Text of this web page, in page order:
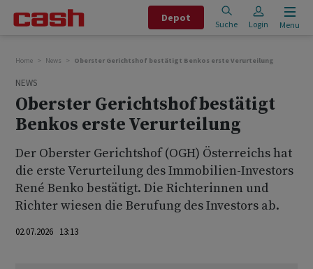
Depot
Suche Login Menu
Home News Oberster Gerichtshof bestätigt Benkos erste Verurteilung
NEWS
Oberster Gerichtshof bestätigt
Benkos erste Verurteilung
Der Oberster Gerichtshof (OGH) Österreichs hat
die erste Verurteilung des Immobilien-Investors
René Benko bestätigt. Die Richterinnen und
Richter wiesen die Berufung des Investors ab.
02.07.2026 13:13